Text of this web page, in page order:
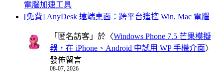
電腦加速工具
[免費] AnyDesk 遠端桌面：跨平台遙控 Win, Mac 電腦
「 匿名訪客 」於〈Windows Phone 7.5 芒果模擬
器，在 iPhone、Android 中試用 WP 手機介面〉
發佈留言
08-07, 2026